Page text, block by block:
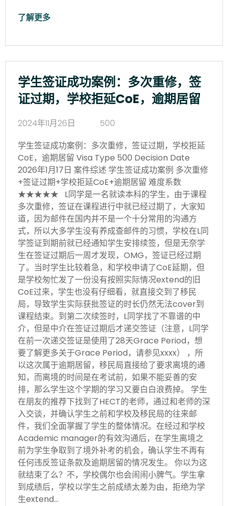
了解更多
学生签证成功案例：多次重修，签
证过期，学校拒延CoE，逾期居留
2024年11月26日
500
学生签证成功案例：多次重修，签证过期，学校拒延
CoE，逾期居留 Visa Type 500 Decision Date
2026年1月17日 案件综述 学生签证成功案例 多次重修
+签证过期+学校拒延CoE+逾期居留 难度系数
★★★★★ L同学是一名就读本科的学生，由于课程
多次重修，签证在课程进行中就已经过期了，大家知
道，因为邮件在国内并不是一个十分常用的沟通方
式，所以大多学生没有养成查邮件的习惯，学校在L同
学签证到期前就已经通知学生安排续签，但是无奈学
生在签证过期后一周才发现，OMG，签证已经过期
了。当时学生比较着急，和学校申请了CoE延期，但
是学校匆忙发了一份没有按照实际情况extend的旧
CoE过来，学生也没有仔细看，就直接交到了移民
局，导致学生实际获批签证的时长仍然无法cover到
课程结束。到第二次续签时，L同学找了不靠谱的中
介，但是中介在签证过期后才递交签证（注意，L同学
在前一次递交签证是使用了28天Grace Period，想
要了解更多关于Grace Period，请参见xxxx） ，所
以这次属于逾期居留，移民局直接给了要求离境的通
知，而离境的时间是在考试前，如果不能妥善的安
排，那么学生这个学期的学习又要白白浪费掉。 学生
在朋友的推荐下找到了HECT的老师，通过和老师的深
入交谈，并确认学生之前和学校及移民局的往来邮
件，我们全面掌握了学生的整体情况。在经过和学校
Academic manager的有效沟通后，在学生离境之
前为学生争取到了境外补考的机会，确认学生不再有
任何违反签证条款及逾期居留的情况发生。 你以为这
就结束了么？不，学校偶尔也会闹闹小脾气。学生拿
到成绩后，学校以学生之前成绩太差为由，拒绝为学
生extend…